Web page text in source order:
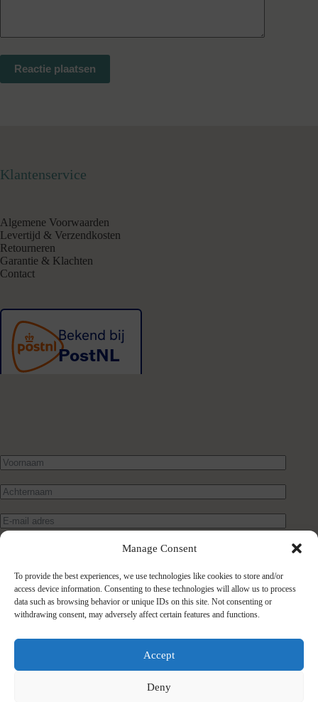
Manage Consent
To provide the best experiences, we use technologies like cookies to store and/or
access device information. Consenting to these technologies will allow us to process
data such as browsing behavior or unique IDs on this site. Not consenting or
withdrawing consent, may adversely affect certain features and functions.
Accept
Deny
Reactie plaatsen
Klantenservice
Algemene Voorwaarden
Levertijd & Verzendkosten
Retourneren
Garantie & Klachten
Contact